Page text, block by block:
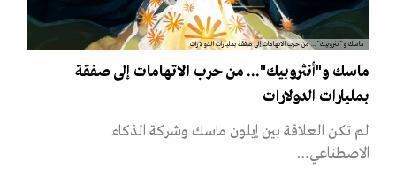
ماسك و"أنثروبيك"... من حرب الاتهامات إلى صفقة بمليارات الدولارات
ماسك و"أنثروبيك"... من حرب الاتهامات إلى صفقة
بمليارات الدولارات
لم تكن العلاقة بين إيلون ماسك وشركة الذكاء
الاصطناعي…